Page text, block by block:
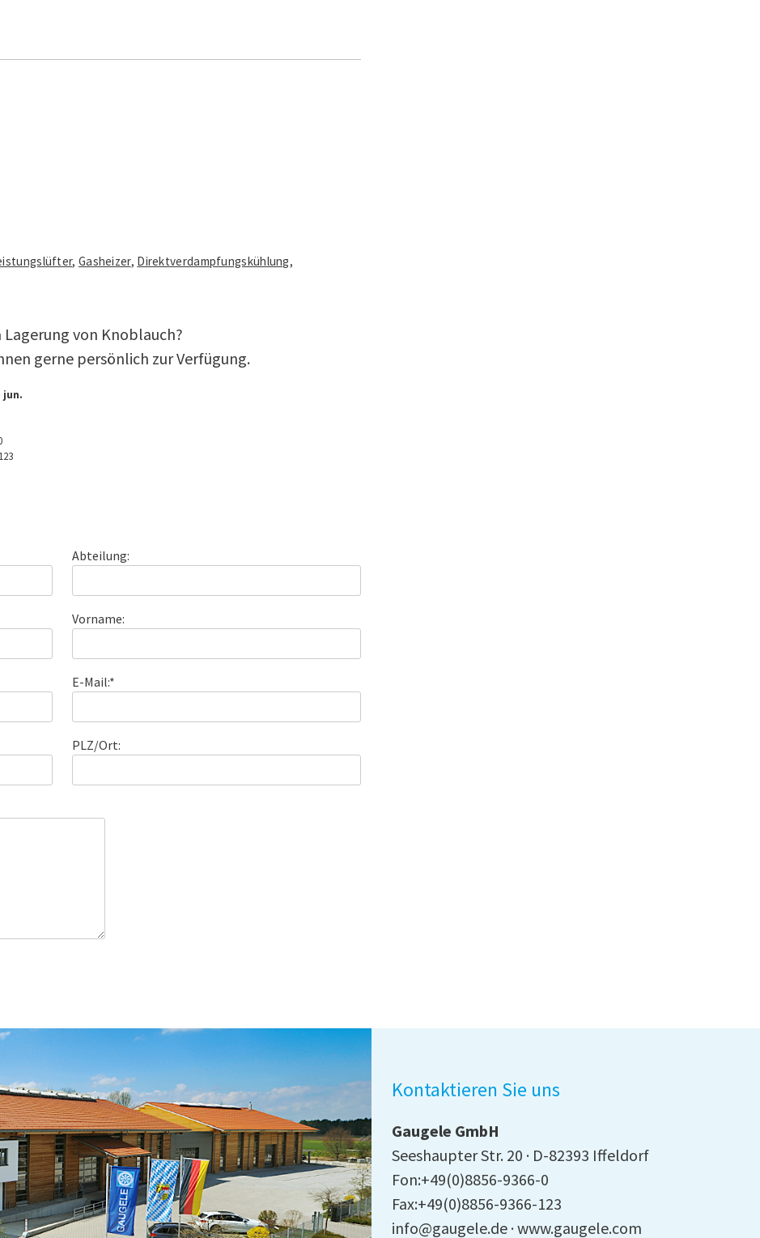
, Gasheizer, Direktverdampfungskühlung,
von Knoblauch?
gerne persönlich zur Verfügung.
jun.
Abteilung:
Vorname:
E-Mail:*
PLZ/Ort:
Kontaktieren Sie uns
Gaugele GmbH
Seeshaupter Str. 20 D-82393 Iffeldorf
Fon:+49(0)8856-9366-0
Fax:+49(0)8856-9366-123
info@gaugele.de www.gaugele.com